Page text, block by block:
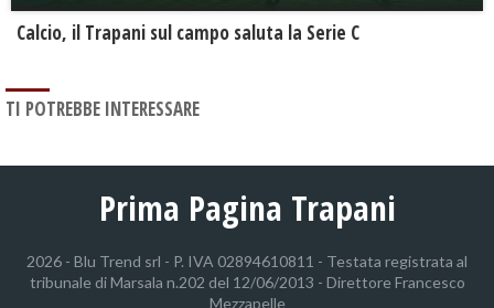
Calcio, il Trapani sul campo saluta la Serie C
TI POTREBBE INTERESSARE
Prima Pagina Trapani
2026 - Blu Trend srl - P. IVA 02894610811 - Testata registrata al
tribunale di Marsala n.202 del 12/06/2013 - Direttore Francesco
Mezzapelle